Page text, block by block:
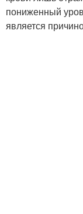
пониженный
является